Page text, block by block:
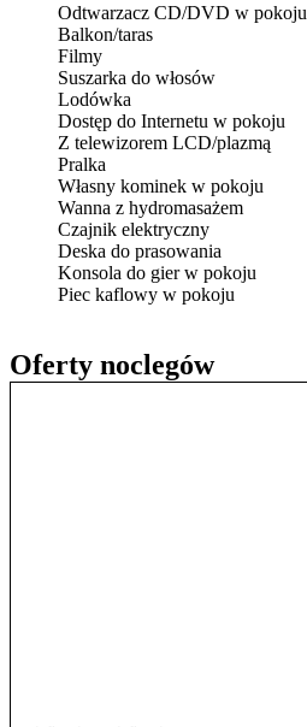
Oferty noclegów
Odtwarzacz CD/DVD w pokoju
Balkon/taras
Filmy
Suszarka do włosów
Lodówka
Dostęp do Internetu w pokoju
Z telewizorem LCD/plazmą
Pralka
Własny kominek w pokoju
Wanna z hydromasażem
Czajnik elektryczny
Deska do prasowania
Konsola do gier w pokoju
Piec kaflowy w pokoju